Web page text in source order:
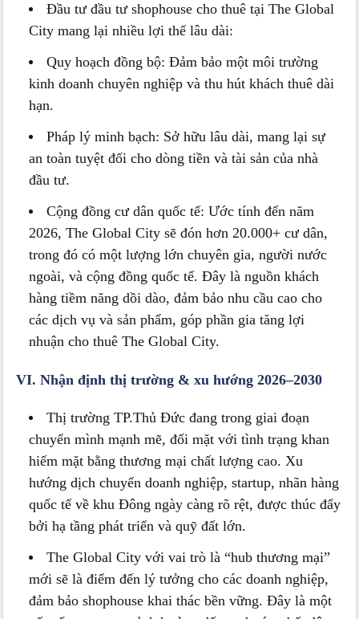
Đầu tư đầu tư shophouse cho thuê tại The Global
City mang lại nhiều lợi thế lâu dài:
Quy hoạch đồng bộ: Đảm bảo một môi trường
kinh doanh chuyên nghiệp và thu hút khách thuê dài
hạn.
Pháp lý minh bạch: Sở hữu lâu dài, mang lại sự
an toàn tuyệt đối cho dòng tiền và tài sản của nhà
đầu tư.
Cộng đồng cư dân quốc tế: Ước tính đến năm
2026, The Global City sẽ đón hơn 20.000+ cư dân,
trong đó có một lượng lớn chuyên gia, người nước
ngoài, và cộng đồng quốc tế. Đây là nguồn khách
hàng tiềm năng dồi dào, đảm bảo nhu cầu cao cho
các dịch vụ và sản phẩm, góp phần gia tăng lợi
nhuận cho thuê The Global City.
VI. Nhận định thị trường & xu hướng 2026–2030
Thị trường TP.Thủ Đức đang trong giai đoạn
chuyển mình mạnh mẽ, đối mặt với tình trạng khan
hiếm mặt bằng thương mại chất lượng cao. Xu
hướng dịch chuyển doanh nghiệp, startup, nhãn hàng
quốc tế về khu Đông ngày càng rõ rệt, được thúc đẩy
bởi hạ tầng phát triển và quỹ đất lớn.
The Global City với vai trò là “hub thương mại”
mới sẽ là điểm đến lý tưởng cho các doanh nghiệp,
đảm bảo shophouse khai thác bền vững. Đây là một